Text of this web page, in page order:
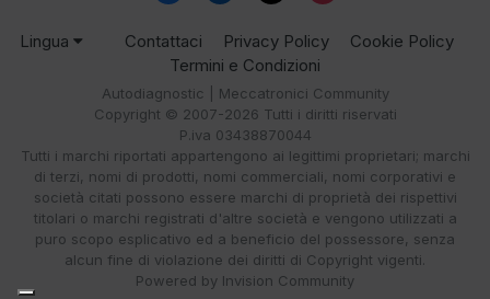
Lingua Contattaci Privacy Policy
Cookie Policy
Termini e Condizioni
Autodiagnostic | Meccatronici Community
Copyright © 2007-2026 Tutti i diritti riservati
P.iva 03438870044
Tutti i marchi riportati appartengono ai legittimi proprietari; marchi
di terzi, nomi di prodotti, nomi commerciali, nomi corporativi e
società citati possono essere marchi di proprietà dei rispettivi
titolari o marchi registrati d'altre società e vengono utilizzati a
puro scopo esplicativo ed a beneficio del possessore, senza
alcun fine di violazione dei diritti di Copyright vigenti.
Powered by Invision Community